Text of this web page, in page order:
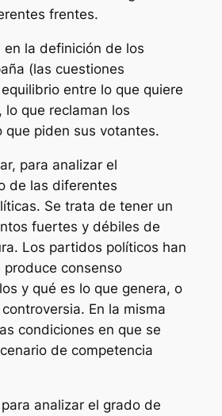
frentes.
en la definición de los
(las cuestiones
entre lo que quiere
que reclaman los
que piden sus votantes.
para analizar el
de las diferentes
Se trata de tener un
fuertes y débiles de
Los partidos políticos han
consenso
y qué es lo que genera, o
En la misma
condiciones en que se
de competencia
analizar el grado de